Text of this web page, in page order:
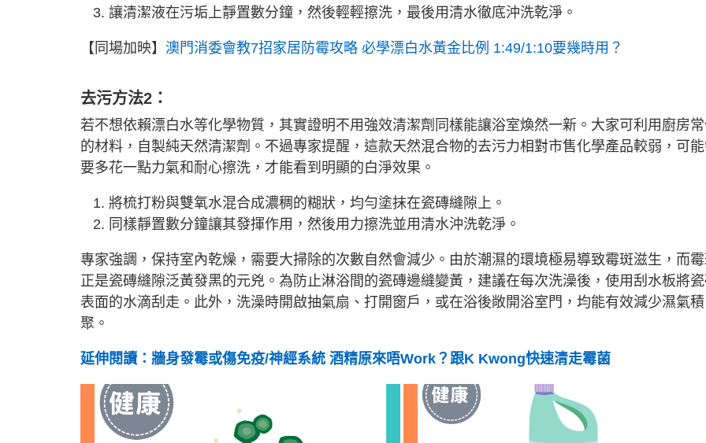
讓清潔液在污垢上靜置數分鐘，然後輕輕擦洗，最後用清水徹底沖洗乾淨。
【同場加映】 澳門消委會教7招家居防霉攻略 必學漂白水黃金比例 1:49/1:10要幾時用？
去污方法2：
若不想依賴漂白水等化學物質，其實證明不用強效清潔劑同樣能讓浴室煥然一新。大家可利用廚房
的材料，自製純天然清潔劑。不過專家提醒，這款天然混合物的去污力相對市售化學產品較弱，可
要多花一點力氣和耐心擦洗，才能看到明顯的白淨效果。
將梳打粉與雙氧水混合成濃稠的糊狀，均勻塗抹在瓷磚縫隙上。
同樣靜置數分鐘讓其發揮作用，然後用力擦洗並用清水沖洗乾淨。
專家強調，保持室內乾燥，需要大掃除的次數自然會減少。由於潮濕的環境極易導致霉斑滋生，而
正是瓷磚縫隙泛黃發黑的元兇。為防止淋浴間的瓷磚邊縫變黃，建議在每次洗澡後，使用刮水板將
表面的水滴刮走。此外，洗澡時開啟抽氣扇、打開窗戶，或在浴後敞開浴室門，均能有效減少濕氣積
聚。
延伸閱讀：牆身發霉或傷免疫/神經系統 酒精原來唔Work？跟K Kwong快速清走霉菌